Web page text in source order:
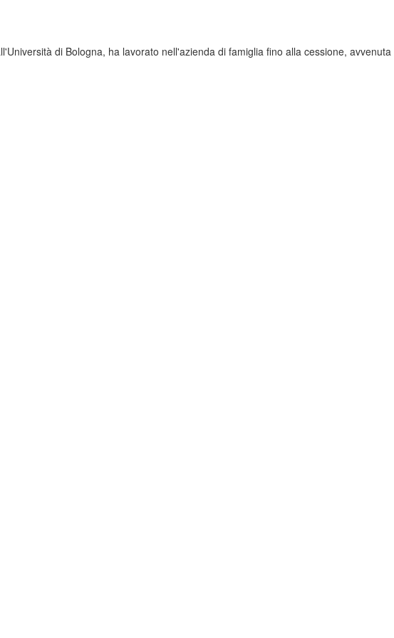
di Bologna, ha lavorato nell'azienda di famiglia fino alla cessione, avvenuta